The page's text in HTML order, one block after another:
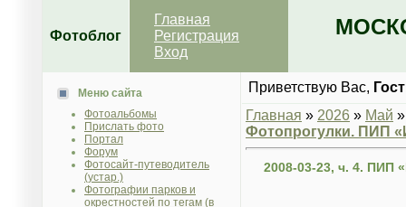
Фотоблог
Главная
Регистрация
Вход
Меню сайта
Фотоальбомы
Прислать фото
Портал
Форум
Фотосайт-путеводитель
(устар.)
Фотографии парков и
окрестностей по тегам (в
Приветствую Вас,
Главная » 2026 » Май »
Фотопрогулки. ПИП
2008-03-23, ч. 4. ПИП